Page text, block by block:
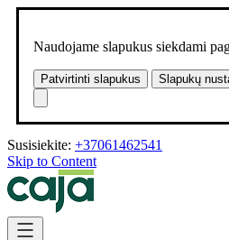
Naudojame slapukus siekdami
Patvirtinti slapukus Slapukų
Susisiekite: +37061462541
Skip to Content